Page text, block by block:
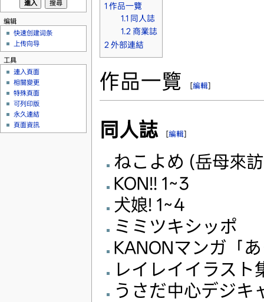
1 作品一覽
1.1 同人誌
1.2商業誌
2 外部連結
作品一覽 [編輯]
同人誌 [編輯]
ねこよめ (岳母來
KON!! 1~3
犬娘! 1~4
ミミツキシッポ
KANONマンガ「
レイレイイラスト
うさだ中心デジキ
编辑
快速创建词条
上传向导
工具
連入頁面
相關變更
特殊頁面
可列印版
永久連結
頁面資訊